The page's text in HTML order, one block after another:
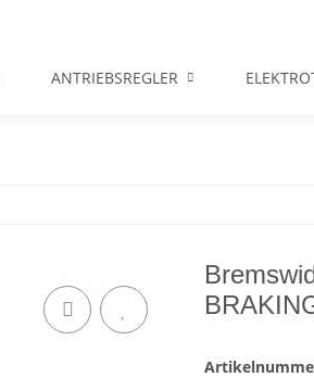
ANTRIEBSREGLER